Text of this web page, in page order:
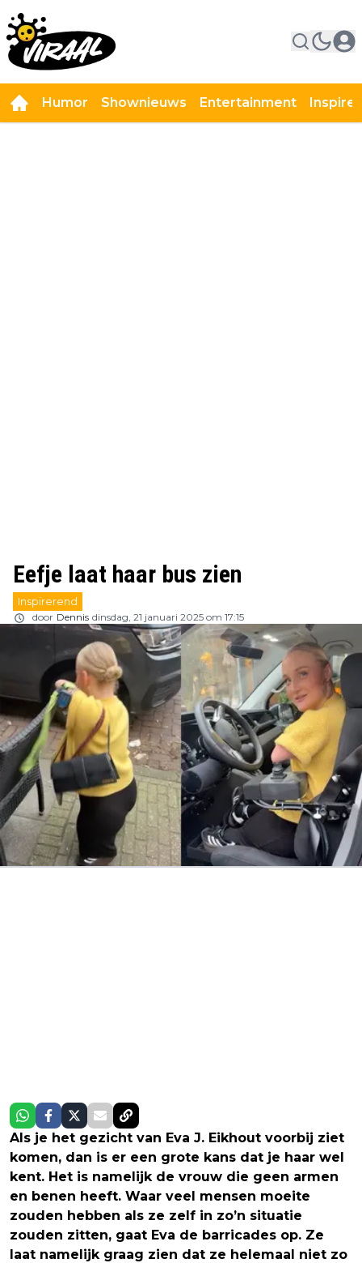
Humor Shownieuws Entertainment
Eefje laat haar bus zien
Inspirerend
door Dennis dinsdag, 21 januari 2025 om 17:15
Als je het gezicht van Eva J. Eikhout voorbij ziet
komen, dan is er een grote kans dat je haar wel
kent. Het is namelijk de vrouw die geen armen
en benen heeft. Waar veel mensen moeite
zouden hebben als ze zelf in zo’n situatie
zouden zitten, gaat Eva de barricades op. Ze
laat namelijk graag zien dat ze helemaal niet zo